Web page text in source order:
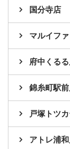
国分寺店
マルイフ
府中くる
錦糸町駅
戸塚トツ
アトレ浦